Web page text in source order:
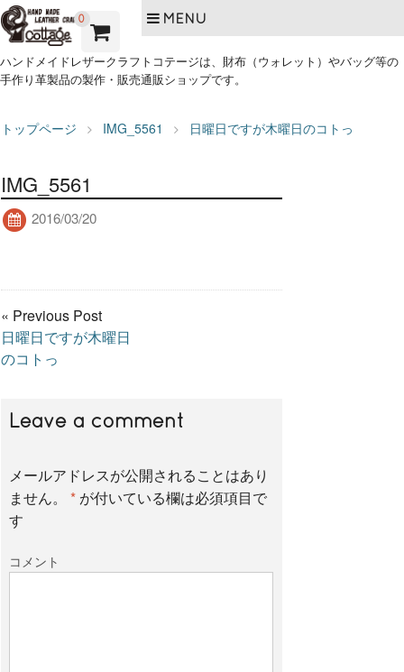
0 MENU
ハンドメイドレザークラフトコテージは、財布（ウォレット）やバッグ等の
手作り革製品の製作・販売通販ショップです。
トップページ IMG_5561 日曜日ですが木曜日のコトっ
IMG_5561
2016/03/20
« Previous Post
日曜日ですが木曜日
のコトっ
Leave a comment
メールアドレスが公開されることはあり
ません。
* が付いている欄は必須項目で
す
コメント